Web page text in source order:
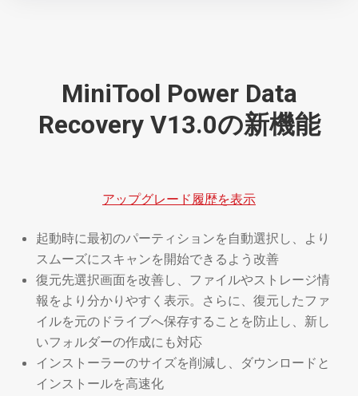
MiniTool Power Data
Recovery V13.0の新機能
アップグレード履歴を表示
起動時に最初のパーティションを自動選択し、より
スムーズにスキャンを開始できるよう改善
復元先選択画面を改善し、ファイルやストレージ情
報をより分かりやすく表示。さらに、復元したファ
イルを元のドライブへ保存することを防止し、新し
いフォルダーの作成にも対応
インストーラーのサイズを削減し、ダウンロードと
インストールを高速化